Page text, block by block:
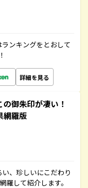
ンキングをとおして
詳細を見る
御朱印が凄い！
羅版
、珍しいにこだわり
羅して紹介します。